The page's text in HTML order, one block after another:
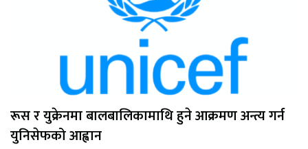
रूस र युक्रेनमा बालबालिकामाथि हुने आक्रमण अन्त्य गर्न
युनिसेफको आह्वान